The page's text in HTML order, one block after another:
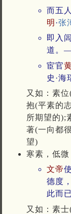
而五
明 ·张
即入
道。
宦官
史·海
又如：素
抱(平素的
所期望的);
著(一向都
望)
寒素，低微
文帝
德度
此而
又如：素